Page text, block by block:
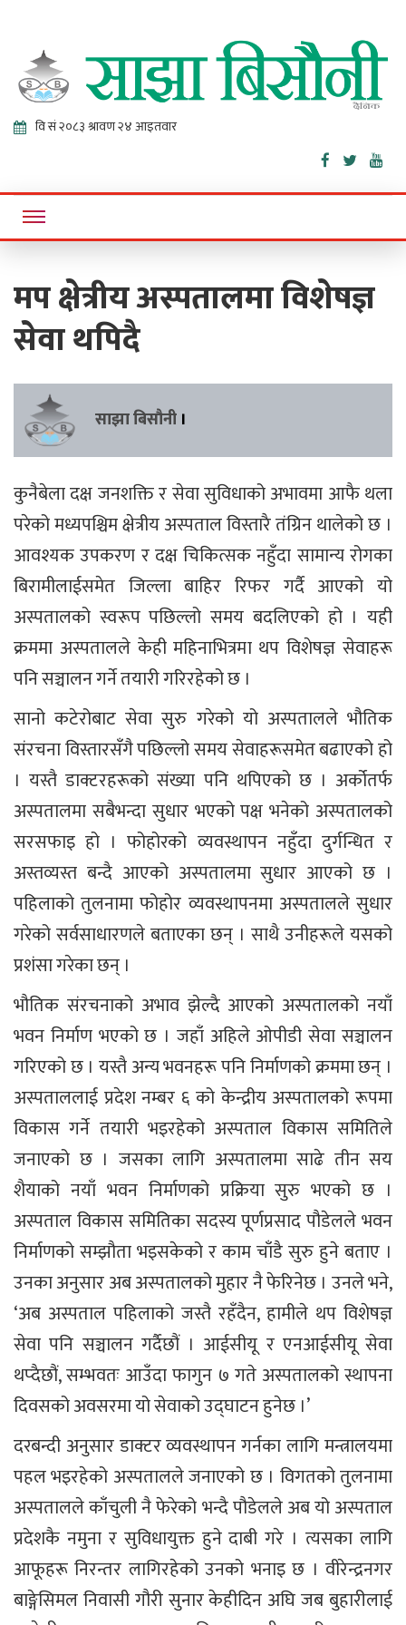
Sajha
Bisaunee
Online News Portal
मप क्षेत्रीय अस्पतालमा विशेषज्ञ
सेवा थपिदै
साझा बिसौनी ।
कुनैबेला दक्ष जनशक्ति र सेवा सुविधाको अभावमा आफै थला
परेको मध्यपश्चिम क्षेत्रीय अस्पताल विस्तारै तंग्रिन थालेको छ ।
आवश्यक उपकरण र दक्ष चिकित्सक नहुँदा सामान्य रोगका
बिरामीलाईसमेत जिल्ला बाहिर रिफर गर्दै आएको यो
अस्पतालको स्वरूप पछिल्लो समय बदलिएको हो । यही
क्रममा अस्पतालले केही महिनाभित्रमा थप विशेषज्ञ सेवाहरू
पनि सञ्चालन गर्ने तयारी गरिरहेको छ ।
सानो कटेरोबाट सेवा सुरु गरेको यो अस्पतालले भौतिक
संरचना विस्तारसँगै पछिल्लो समय सेवाहरूसमेत बढाएको हो
। यस्तै डाक्टरहरूको संख्या पनि थपिएको छ । अर्कोतर्फ
अस्पतालमा सबैभन्दा सुधार भएको पक्ष भनेको अस्पतालको
सरसफाइ हो । फोहोरको व्यवस्थापन नहुँदा दुर्गन्धित र
अस्तव्यस्त बन्दै आएको अस्पतालमा सुधार आएको छ ।
पहिलाको तुलनामा फोहोर व्यवस्थापनमा अस्पतालले सुधार
गरेको सर्वसाधारणले बताएका छन् । साथै उनीहरूले यसको
प्रशंसा गरेका छन् ।
भौतिक संरचनाको अभाव झेल्दै आएको अस्पतालको नयाँ
भवन निर्माण भएको छ । जहाँ अहिले ओपीडी सेवा सञ्चालन
गरिएको छ । यस्तै अन्य भवनहरू पनि निर्माणको क्रममा छन् ।
अस्पताललाई प्रदेश नम्बर ६ को केन्द्रीय अस्पतालको रूपमा
विकास गर्ने तयारी भइरहेको अस्पताल विकास समितिले
जनाएको छ । जसका लागि अस्पतालमा साढे तीन सय
शैयाको नयाँ भवन निर्माणको प्रक्रिया सुरु भएको छ ।
अस्पताल विकास समितिका सदस्य पूर्णप्रसाद पौडेलले भवन
निर्माणको सम्झौता भइसकेको र काम चाँडै सुरु हुने बताए ।
उनका अनुसार अब अस्पतालको मुहार नै फेरिनेछ । उनले भने,
‘अब अस्पताल पहिलाको जस्तै रहँदैन, हामीले थप विशेषज्ञ
सेवा पनि सञ्चालन गर्दैछौं । आईसीयू र एनआईसीयू सेवा
थप्दैछौं, सम्भवतः आउँदा फागुन ७ गते अस्पतालको स्थापना
दिवसको अवसरमा यो सेवाको उद्घाटन हुनेछ ।’
दरबन्दी अनुसार डाक्टर व्यवस्थापन गर्नका लागि मन्त्रालयमा
पहल भइरहेको अस्पतालले जनाएको छ । विगतको तुलनामा
अस्पतालले काँचुली नै फेरेको भन्दै पौडेलले अब यो अस्पताल
प्रदेशकै नमुना र सुविधायुक्त हुने दाबी गरे । त्यसका लागि
आफूहरू निरन्तर लागिरहेको उनको भनाइ छ । वीरेन्द्रनगर
बाङ्गेसिमल निवासी गौरी सुनार केहीदिन अघि जब बुहारीलाई